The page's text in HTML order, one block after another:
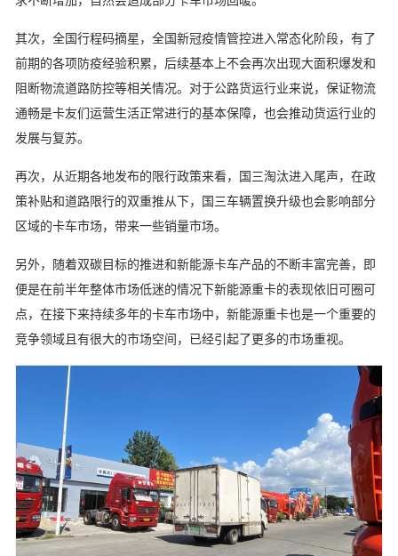
其次，全国行程码摘星，全国新冠疫情管控进入常态化阶段，有了
前期的各项防疫经验积累，后续基本上不会再次出现大面积爆发和
阻断物流道路防控等相关情况。对于公路货运行业来说，保证物流
通畅是卡友们运营生活正常进行的基本保障，也会推动货运行业的
发展与复苏。
再次，从近期各地发布的限行政策来看，国三淘汰进入尾声，在政
策补贴和道路限行的双重推从下，国三车辆置换升级也会影响部分
区域的卡车市场，带来一些销量市场。
另外，随着双碳目标的推进和新能源卡车产品的不断丰富完善，即
便是在前半年整体市场低迷的情况下新能源重卡的表现依旧可圈可
点，在接下来持续多年的卡车市场中，新能源重卡也是一个重要的
竞争领域且有很大的市场空间，已经引起了更多的市场重视。